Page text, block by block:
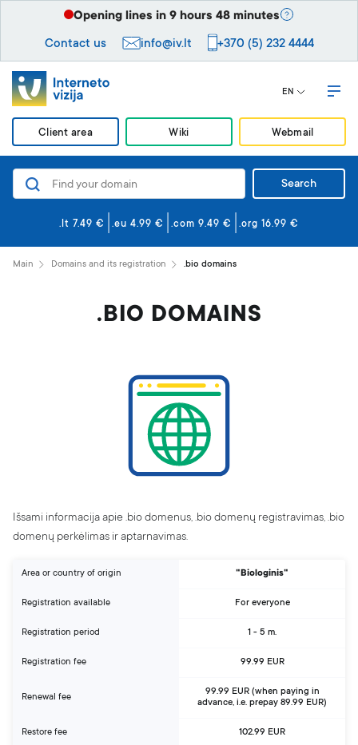
Contact us info@iv.lt +370 (5) 232 4444
Opening lines in 9 hours 48 minutes
EN
Domains
Website and email hosting
Website builder
Digital Services Act (DSA)
Client area Wiki Webmail
Search
.lt 7.49 € .eu 4.99 € .com 9.49 € .org 16.99 €
Main Domains and its registration .bio domains
.BIO DOMAINS
Išsami informacija apie .bio domenus, .bio domenų registravimas, .bio
domenų perkėlimas ir aptarnavimas.
Area or country of origin "Biologinis"
Registration available For everyone
Registration period 1 - 5 m.
Registration fee 99.99 EUR
Renewal fee
99.99 EUR (when paying in
advance, i.e. prepay 89.99 EUR)
Restore fee 102.99 EUR